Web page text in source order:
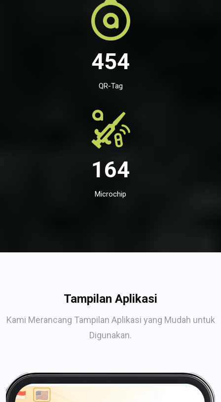
454
QR-Tag
164
Microchip
Tampilan Aplikasi
Kami Merancang Tampilan Aplikasi yang Mudah untuk
Digunakan.